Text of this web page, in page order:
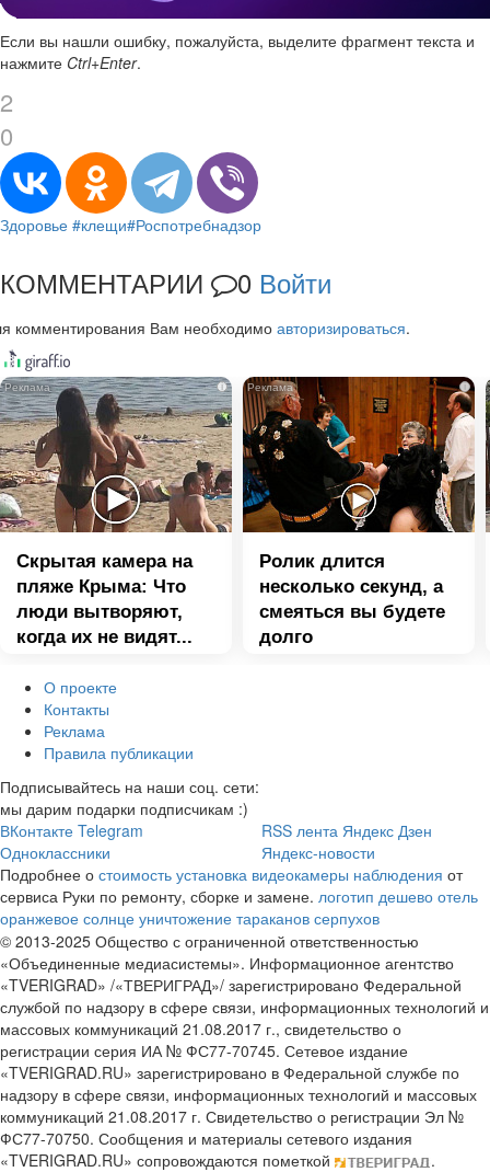
Если вы нашли ошибку, пожалуйста, выделите фрагмент текста и
нажмите Ctrl+Enter.
2
0
Здоровье #клещи#Роспотребнадзор
КОММЕНТАРИИ 0 Войти
комментирования Вам необходимо авторизироваться.
i
Скрытая камера на
пляже Крыма: Что
люди вытворяют,
когда их не видят...
i
Ролик длится
несколько секунд, а
смеяться вы будете
долго
О проекте
Контакты
Реклама
Правила публикации
Подписывайтесь на наши соц. сети:
мы дарим подарки подписчикам :)
ВКонтакте Telegram
Одноклассники
RSS лента Яндекс Дзен
Яндекс-новости
Подробнее о стоимость установка видеокамеры наблюдения от
сервиса Руки по ремонту, сборке и замене. логотип дешево отель
оранжевое солнце уничтожение тараканов серпухов
© 2013-2025 Общество с ограниченной ответственностью
«Объединенные медиасистемы». Информационное агентство
«TVERIGRAD» /«ТВЕРИГРАД»/ зарегистрировано Федеральной
службой по надзору в сфере связи, информационных технологий и
массовых коммуникаций 21.08.2017 г., свидетельство о
регистрации серия ИА № ФС77-70745. Сетевое издание
«TVERIGRAD.RU» зарегистрировано в Федеральной службе по
надзору в сфере связи, информационных технологий и массовых
коммуникаций 21.08.2017 г. Свидетельство о регистрации Эл №
ФС77-70750. Сообщения и материалы сетевого издания
«TVERIGRAD.RU» сопровождаются пометкой
.